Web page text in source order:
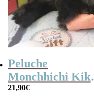
Peluche
Monchhichi Kiki
l’original (20 cm)
21,90€